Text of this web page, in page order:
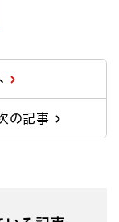
の記事